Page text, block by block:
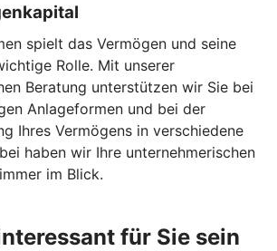
spielt das Vermögen und seine
Rolle. Mit unserer
Beratung unterstützen wir Sie bei
Anlageformen und bei der
Ihres Vermögens in verschiedene
haben wir Ihre unternehmerischen
im Blick.
für Sie sein